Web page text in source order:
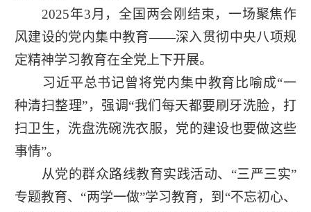
2025年3月，全国两会刚结束，一场聚焦作
风建设的党内集中教育——深入贯彻中央八项规
定精神学习教育在全党上下开展。
习近平总书记曾将党内集中教育比喻成“一
种清扫整理”，强调“我们每天都要刷牙洗脸，打
扫卫生，洗盘洗碗洗衣服，党的建设也要做这些
事情”。
从党的群众路线教育实践活动、“三严三实”
专题教育、“两学一做”学习教育，到“不忘初心、